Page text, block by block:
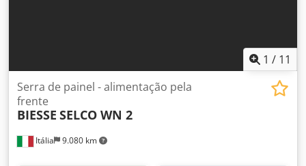
1 / 11
Itália 9.080 km
Serra de painel - alimentação pela
frente
BIESSE SELCO WN 2